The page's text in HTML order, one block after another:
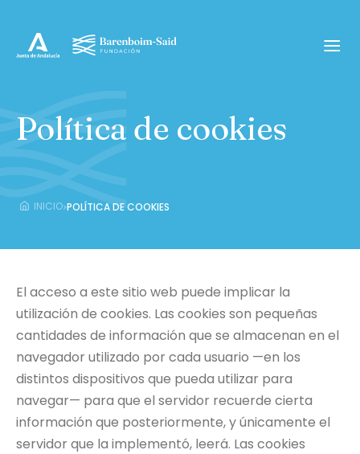
Política de cookies
INICIO›POLÍTICA DE COOKIES
El acceso a este sitio web puede implicar la
utilización de cookies. Las cookies son pequeñas
cantidades de información que se almacenan en el
navegador utilizado por cada usuario —en los
distintos dispositivos que pueda utilizar para
navegar— para que el servidor recuerde cierta
información que posteriormente, y únicamente el
servidor que la implementó, leerá. Las cookies